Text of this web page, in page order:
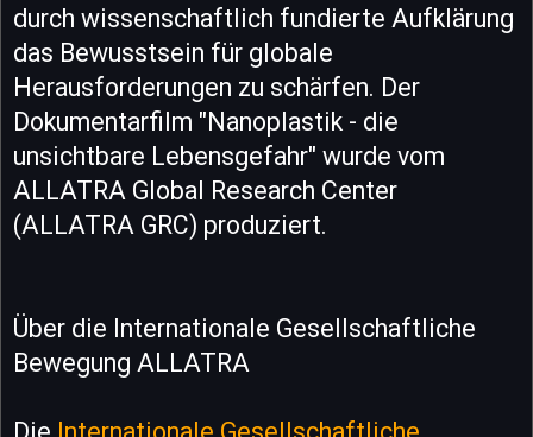
durch wissenschaftlich fundierte Aufklärung
das Bewusstsein für globale
Herausforderungen zu schärfen. Der
Dokumentarfilm "Nanoplastik - die
unsichtbare Lebensgefahr" wurde vom
ALLATRA Global Research Center
(ALLATRA GRC) produziert.
Über die Internationale Gesellschaftliche
Bewegung ALLATRA